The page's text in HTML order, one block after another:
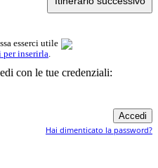
esserci utile
per inserirla.
con le tue credenziali:
Hai dimenticato la password?